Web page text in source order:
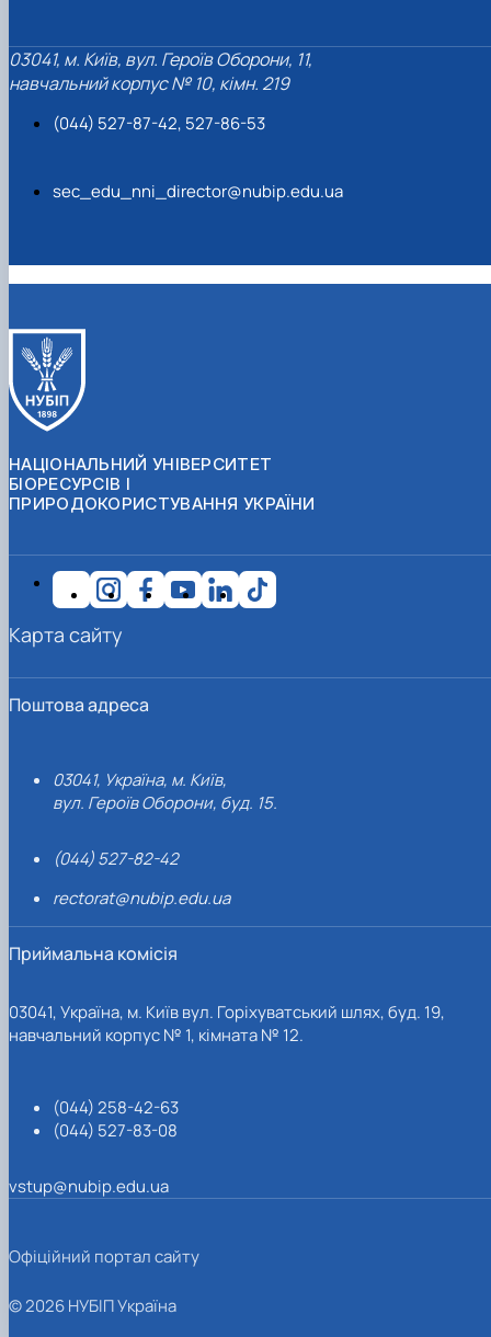
03041, м. Київ, вул. Героїв Оборони, 11,
навчальний корпус № 10, кімн. 219
(044) 527-87-42, 527-86-53
sec_edu_nni_director@nubip.edu.ua
НАЦІОНАЛЬНИЙ УНІВЕРСИТЕТ
БІОРЕСУРСІВ І
ПРИРОДОКОРИСТУВАННЯ УКРАЇНИ
Поштова адреса
03041, Україна, м. Київ,
вул. Героїв Оборони, буд. 15.
(044) 527-82-42
rectorat@nubip.edu.ua
Приймальна комісія
03041, Україна, м. Київ вул. Горіхуватський шлях, буд. 19,
навчальний корпус № 1, кімната № 12.
(044) 258-42-63
(044) 527-83-08
vstup@nubip.edu.ua
Карта сайту
Офіційний портал сайту
© 2026 НУБІП Україна